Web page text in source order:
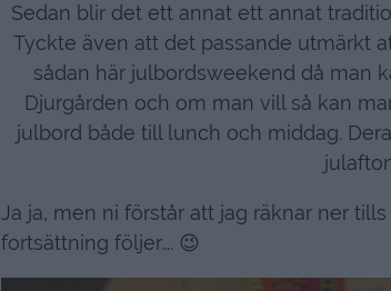
Sedan blir det ett annat ett annat
Tyckte även att det passande utmärkt
sådan här julbordsweekend då man
Djurgården och om man vill så kan
julbord både till lunch och middag.
Ja ja, men ni förstår att jag räknar ner
fortsättning följer…. 😉